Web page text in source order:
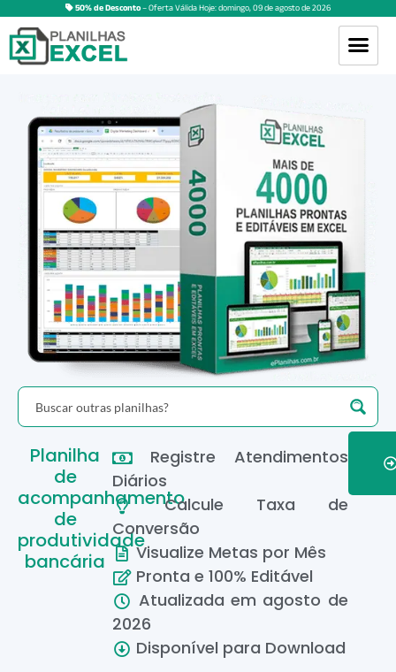
50% de Desconto– Oferta Válida Hoje:domingo,09deagostode2026
Planilha
de
acompanhamento
de
produtividade
bancária
Registre Atendimentos
Diários
Calcule Taxa de
Conversão
Visualize Metas por Mês
Pronta e 100% Editável
Atualizada em agosto de
2026
Disponível para Download